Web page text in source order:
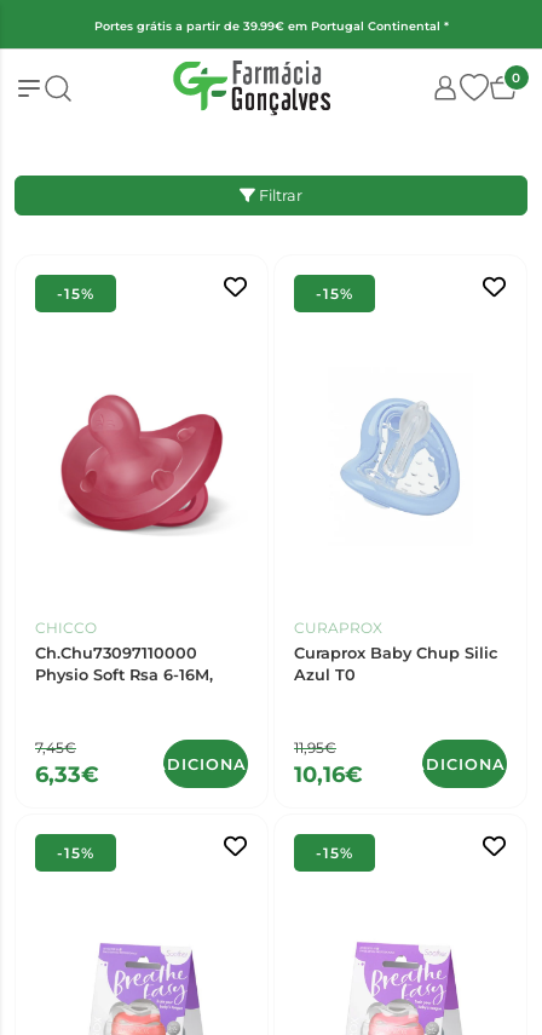
(Exceto fraldas, alimentação infantil e encomendas superiores a 2kg)
0
Filtrar
-15%
CHICCO
Ch.Chu73097110000
Physio Soft Rsa 6-16M,
7,45€
6,33€ ADICIONAR
-15%
CURAPROX
Curaprox Baby Chup Silic
Azul T0
11,95€
10,16€ ADICIONAR
-15% -15%